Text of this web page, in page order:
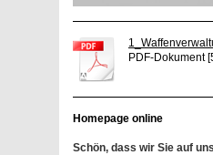
PDF-Dokument
Homepage online
Schön, dass wir Sie auf